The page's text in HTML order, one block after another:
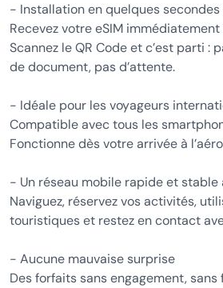
- Installation en quelques secondes
Recevez votre eSIM immédiatement
Scannez le QR Code et c’est parti :
de document, pas d’attente.
- Idéale pour les voyageurs
Compatible avec tous les
Fonctionne dès votre arrivée à
- Un réseau mobile rapide et stable
Naviguez, réservez vos activités,
touristiques et restez en contact
- Aucune mauvaise surprise
Des forfaits sans engagement,